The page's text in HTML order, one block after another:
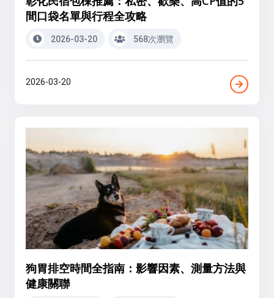
間口袋名單與行程全攻略
2026-03-20 568次瀏覽
2026-03-20
狗胃排空時間全指南：影響因素、測量方法與
健康關聯